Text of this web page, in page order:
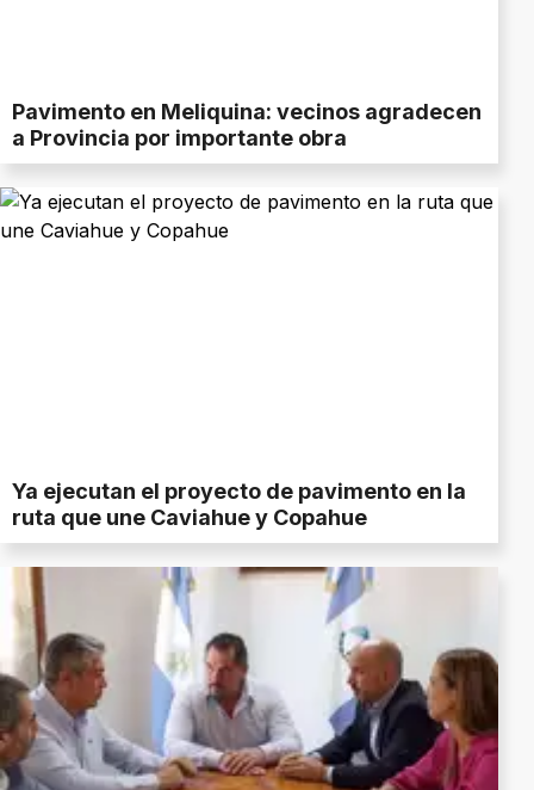
Pavimento en Meliquina: vecinos agradecen
a Provincia por importante obra
Ya ejecutan el proyecto de pavimento en la
ruta que une Caviahue y Copahue